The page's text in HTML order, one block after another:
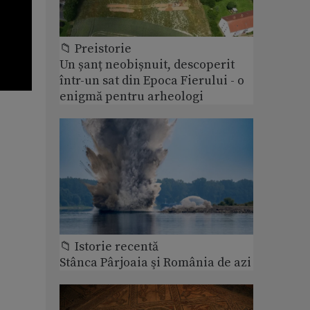
📁 Preistorie
Un șanț neobișnuit, descoperit
într-un sat din Epoca Fierului - o
enigmă pentru arheologi
📁 Istorie recentă
Stânca Pârjoaia şi România de azi